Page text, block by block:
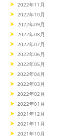
2022年11月
2022年10月
2022年09月
2022年08月
2022年07月
2022年06月
2022年05月
2022年04月
2022年03月
2022年02月
2022年01月
2021年12月
2021年11月
2021年10月